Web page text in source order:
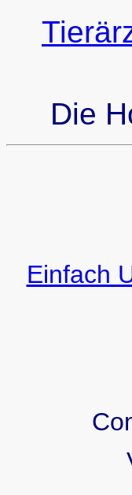
Die
Einfach